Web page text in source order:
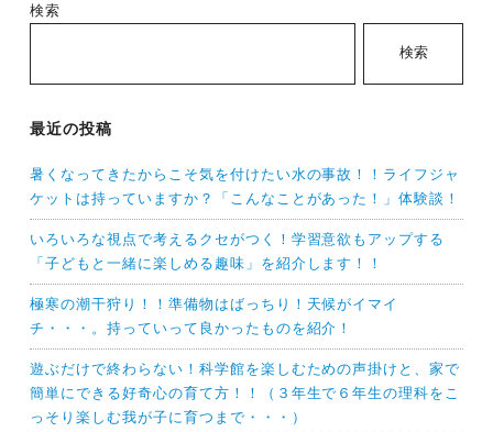
検索
検索
最近の投稿
暑くなってきたからこそ気を付けたい水の事故！！ライフジャ
ケットは持っていますか？「こんなことがあった！」体験談！
いろいろな視点で考えるクセがつく！学習意欲もアップする
「子どもと一緒に楽しめる趣味」を紹介します！！
極寒の潮干狩り！！準備物はばっちり！天候がイマイ
チ・・・。持っていって良かったものを紹介！
遊ぶだけで終わらない！科学館を楽しむための声掛けと、家で
簡単にできる好奇心の育て方！！（３年生で６年生の理科をこ
っそり楽しむ我が子に育つまで・・・）